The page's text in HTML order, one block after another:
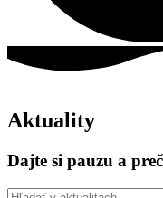
Aktuality
Dajte si pauzu a